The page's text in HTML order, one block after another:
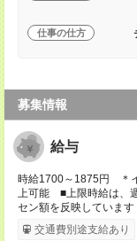
仕事の仕方
募集情報
給与
時給1700～1875円 ＊
上可能 ■上限時給は、
セン額を反映しています
交通費別途支給あり